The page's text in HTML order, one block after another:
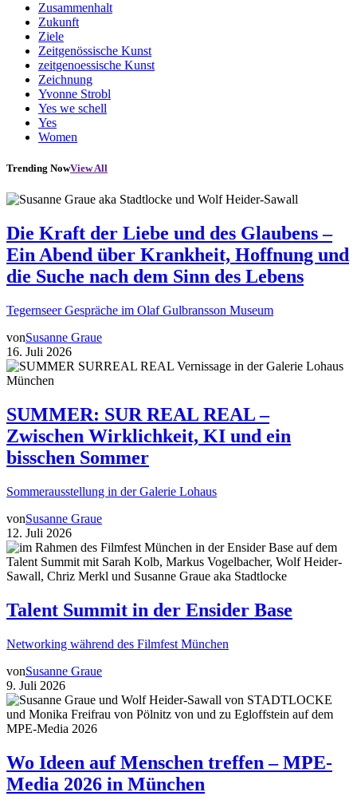
Zusammenhalt
Zukunft
Ziele
Zeitgenössische Kunst
zeitgenoessische Kunst
Zeichnung
Yvonne Strobl
Yes we schell
Yes
Women
Trending NowView All
Die Kraft der Liebe und des Glaubens –
Ein Abend über Krankheit, Hoffnung und
die Suche nach dem Sinn des Lebens
Tegernseer Gespräche im Olaf Gulbransson Museum
vonSusanne Graue
16. Juli 2026
SUMMER: SUR REAL REAL –
Zwischen Wirklichkeit, KI und ein
bisschen Sommer
Sommerausstellung in der Galerie Lohaus
vonSusanne Graue
12. Juli 2026
Talent Summit in der Ensider Base
Networking während des Filmfest München
vonSusanne Graue
9. Juli 2026
Wo Ideen auf Menschen treffen – MPE-
Media 2026 in München